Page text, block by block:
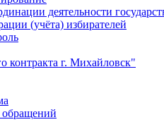
деятельности
(учёта) избирателей
контракта г. Михайловск"